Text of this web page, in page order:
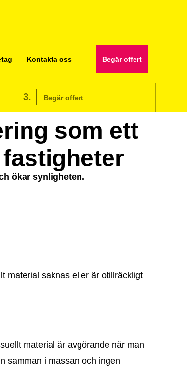
Kontakta oss Begär offert
3. Begär offert
som ett
ökar synligheten.
material saknas eller är otillräckligt
material är avgörande när man
samman i massan och ingen